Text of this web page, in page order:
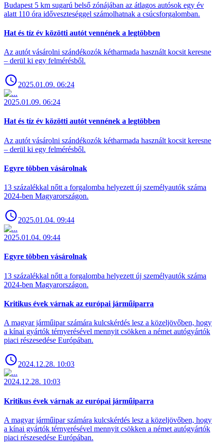
Budapest 5 km sugarú belső zónájában az átlagos autósok egy év
alatt 110 óra időveszteséggel számolhatnak a csúcsforgalomban.
Hat és tíz év közötti autót vennének a legtöbben
Az autót vásárolni szándékozók kétharmada használt kocsit keresne
– derül ki egy felmérésből.
2025.01.09. 06:24
2025.01.09. 06:24
Hat és tíz év közötti autót vennének a legtöbben
Az autót vásárolni szándékozók kétharmada használt kocsit keresne
– derül ki egy felmérésből.
Egyre többen vásárolnak
13 százalékkal nőtt a forgalomba helyezett új személyautók száma
2024-ben Magyarországon.
2025.01.04. 09:44
2025.01.04. 09:44
Egyre többen vásárolnak
13 százalékkal nőtt a forgalomba helyezett új személyautók száma
2024-ben Magyarországon.
Kritikus évek várnak az európai járműiparra
A magyar járműipar számára kulcskérdés lesz a közeljövőben, hogy
a kínai gyártók térnyerésével mennyit csökken a német autógyártók
piaci részesedése Európában.
2024.12.28. 10:03
2024.12.28. 10:03
Kritikus évek várnak az európai járműiparra
A magyar járműipar számára kulcskérdés lesz a közeljövőben, hogy
a kínai gyártók térnyerésével mennyit csökken a német autógyártók
piaci részesedése Európában.